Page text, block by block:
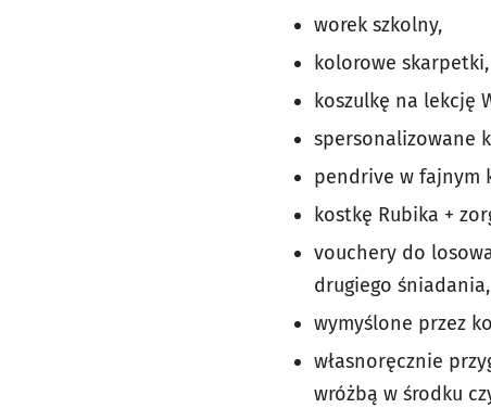
worek szkolny,
kolorowe skarpetki,
koszulkę na lekcję
spersonalizowane
pendrive w fajnym
kostkę Rubika +
vouchery do
drugiego śniadania,
wymyślone przez
własnoręcznie
wróżbą w środku